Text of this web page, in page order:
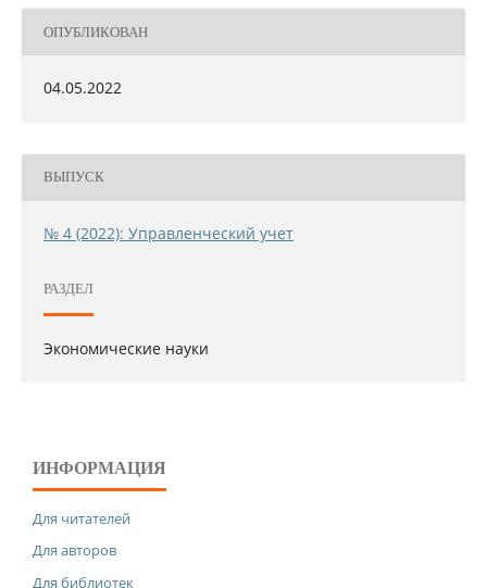
ОПУБЛИКОВАН
04.05.2022
ВЫПУСК
№ 4 (2022): Управленческий учет
РАЗДЕЛ
Экономические науки
ИНФОРМАЦИЯ
Для читателей
Для авторов
Для библиотек